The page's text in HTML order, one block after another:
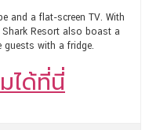
and a flat-screen TV. With
Resort also boast a
with a fridge.
ได้ที่นี่